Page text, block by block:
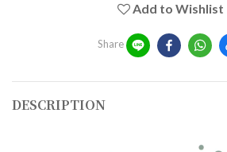
Add to Wishlist
Share
DESCRIPTION